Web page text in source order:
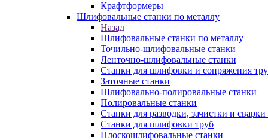
Крафтформеры
Шлифовальные станки по металлу
Назад
Шлифовальные станки по металлу
Точильно-шлифовальные станки
Ленточно-шлифовальные станки
Станки для шлифовки и сопряжения
Заточные станки
Шлифовально-полировальные станки
Полировальные станки
Станки для разводки, зачистки и сварки
Станки для шлифовки труб
Плоскошлифовальные станки